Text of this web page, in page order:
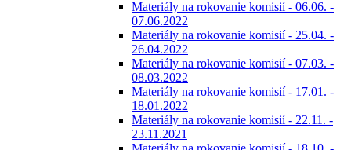
Materiály na rokovanie komisií - 06.06. -
07.06.2022
Materiály na rokovanie komisií - 25.04. -
26.04.2022
Materiály na rokovanie komisií - 07.03. -
08.03.2022
Materiály na rokovanie komisií - 17.01. -
18.01.2022
Materiály na rokovanie komisií - 22.11. -
23.11.2021